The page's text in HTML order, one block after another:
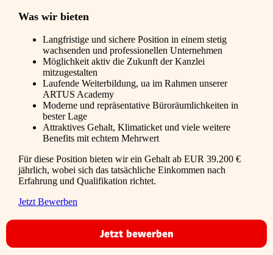
Was wir bieten
Langfristige und sichere Position in einem stetig
wachsenden und professionellen Unternehmen
Möglichkeit aktiv die Zukunft der Kanzlei
mitzugestalten
Laufende Weiterbildung, ua im Rahmen unserer
ARTUS Academy
Moderne und repräsentative Büroräumlichkeiten in
bester Lage
Attraktives Gehalt, Klimaticket und viele weitere
Benefits mit echtem Mehrwert
Für diese Position bieten wir ein Gehalt ab EUR 39.200 €
jährlich, wobei sich das tatsächliche Einkommen nach
Erfahrung und Qualifikation richtet.
Jetzt Bewerben
Jetzt bewerben